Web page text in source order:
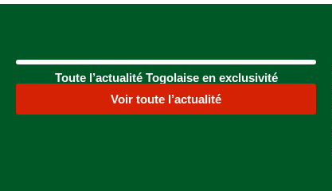
Toute l’actualité Togolaise en exclusivité
Voir toute l’actualité